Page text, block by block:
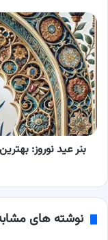
بنر
عید
نوروز:
بهترین
راه
برای
تبلیغات
جذاب
و
اثربخش
نو
بنر عید نوروز:
نوشته های